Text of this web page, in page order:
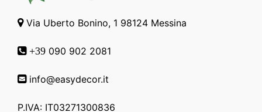
Via Uberto Bonino, 1 98124 Messina
+39 090 902 2081
info@easydecor.it
P.IVA: IT03271300836